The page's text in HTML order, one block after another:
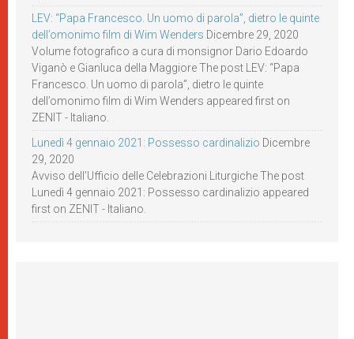
LEV: “Papa Francesco. Un uomo di parola”, dietro le quinte
dell’omonimo film di Wim Wenders Dicembre 29, 2020
Volume fotografico a cura di monsignor Dario Edoardo
Viganò e Gianluca della Maggiore The post LEV: “Papa
Francesco. Un uomo di parola”, dietro le quinte
dell’omonimo film di Wim Wenders appeared first on
ZENIT - Italiano.
Lunedì 4 gennaio 2021: Possesso cardinalizio Dicembre
29, 2020
Avviso dell’Ufficio delle Celebrazioni Liturgiche The post
Lunedì 4 gennaio 2021: Possesso cardinalizio appeared
first on ZENIT - Italiano.